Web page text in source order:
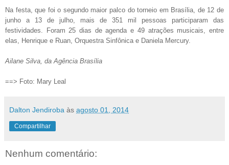
Na festa, que foi o segundo maior palco do torneio em Brasília, de 12 de
junho a 13 de julho, mais de 351 mil pessoas participaram das
festividades. Foram 25 dias de agenda e 49 atrações musicais, entre
elas, Henrique e Ruan, Orquestra Sinfônica e Daniela Mercury.
Ailane Silva, da Agência Brasília
==> Foto: Mary Leal
Dalton Jendiroba às agosto 01, 2014
Compartilhar
Nenhum comentário: